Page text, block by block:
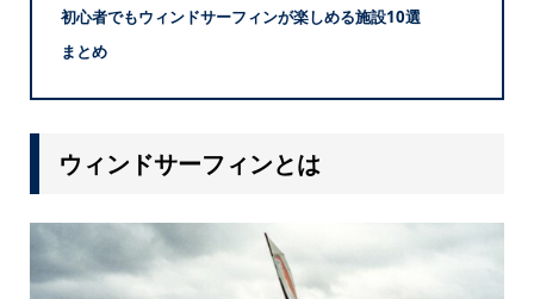
初心者でもウィンドサーフィンが楽しめる施設10選
まとめ
ウィンドサーフィンとは